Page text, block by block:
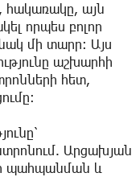
հակառակը, այն
որպես բոլոր
մի տարր։ Այս
աշխարհի
հետ,
Արցախյան
պահպանման և